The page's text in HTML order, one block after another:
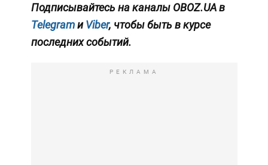
Подписывайтесь на каналы OBOZ.UA в
TelegramиViber, чтобы быть в курсе
последних событий.
РЕКЛАМА